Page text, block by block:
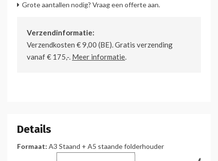
Grote aantallen nodig? Vraag een offerte aan.
Verzendinformatie:
Verzendkosten € 9,00 (BE). Gratis verzending
vanaf € 175,-. Meer informatie.
Details
Formaat: A3 Staand + A5 staande folderhouder